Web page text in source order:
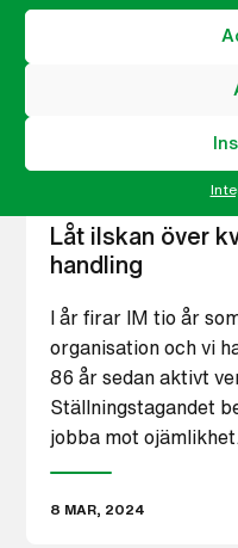
Låt ilskan över
handling
I år firar IM tio år
organisation och vi
86 år sedan aktivt
Ställningstagandet
jobba mot
8 MAR, 2024